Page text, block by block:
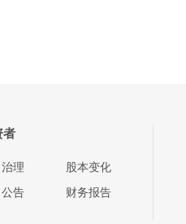
者
理
股本变化
告
财务报告